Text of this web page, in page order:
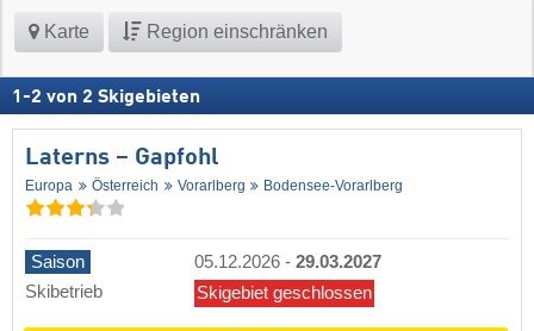
Karte Region einschränken
1 -2 von 2 Skigebieten
Laterns – Gapfohl
Europa Österreich Vorarlberg Bodensee-Vorarlberg
Saison 05.12.2026 - 29.03.2027
Skibetrieb
Skigebiet geschlossen